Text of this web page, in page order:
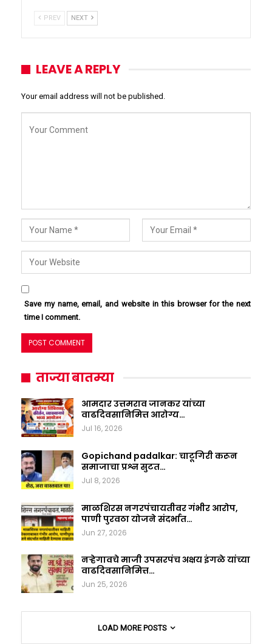
PREV NEXT
LEAVE A REPLY
Your email address will not be published.
Save my name, email, and website in this browser for the next
time I comment.
ताज्या बातम्या
आमदार उत्तमराव जानकर यांच्या
वाढदिवसानिमित्त आरोग्य…
Jul 16, 2026
Gopichand padalkar: चाटूगिरी करून
समाजाचा प्रश्न सुटत…
Jul 8, 2026
माळशिरस नगरपंचायतीवर गंभीर आरोप,
पाणी पुरवठा योजने संदर्भात…
Jun 27, 2026
नऱ्हेगावचे माजी उपसरपंच अक्षय इंगळे यांच्या
वाढदिवसानिमित्त…
Jun 25, 2026
LOAD MORE POSTS